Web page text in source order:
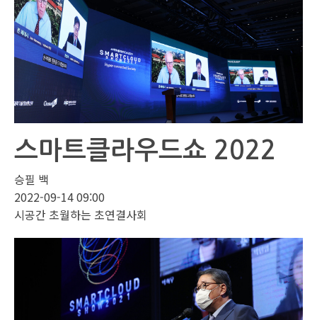
스마트클라우드쇼 2022
승필 백
2022-09-14 09:00
시공간 초월하는 초연결사회